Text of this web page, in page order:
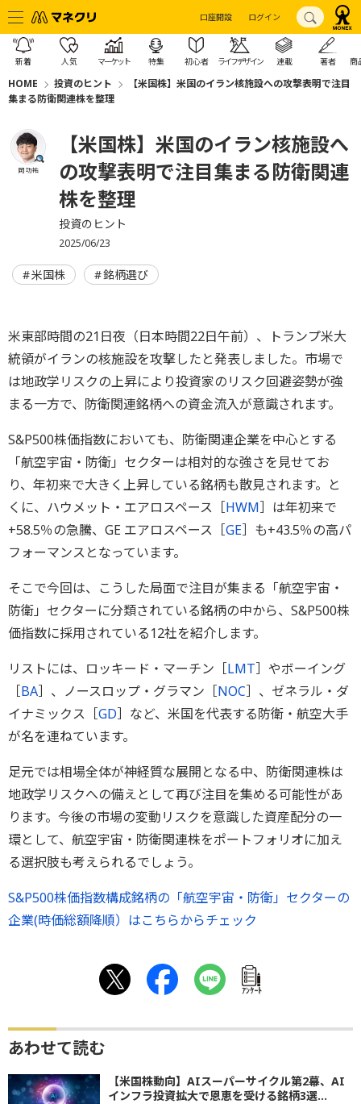
口座開設 ログイン
新着 人気 マーケット 特集 初心者 ライフデザイン 連載 著者 商
HOME 投資のヒント
【米国株】米国のイラン核施設への攻撃表明で注目
集まる防衛関連株を整理
岡 功祐
【米国株】米国のイラン核施設へ
の攻撃表明で注目集まる防衛関連
株を整理
投資のヒント
2025/06/23
米国株 銘柄選び
米東部時間の21日夜（日本時間22日午前）、トランプ米大
統領がイランの核施設を攻撃したと発表しました。市場で
は地政学リスクの上昇により投資家のリスク回避姿勢が強
まる一方で、防衛関連銘柄への資金流入が意識されます。
S&P500株価指数においても、防衛関連企業を中心とする
「航空宇宙・防衛」セクターは相対的な強さを見せてお
り、年初来で大きく上昇している銘柄も散見されます。と
くに、ハウメット・エアロスペース［HWM］は年初来で
+58.5％の急騰、GE エアロスペース［GE］も+43.5％の高パ
フォーマンスとなっています。
そこで今回は、こうした局面で注目が集まる「航空宇宙・
防衛」セクターに分類されている銘柄の中から、S&P500株
価指数に採用されている12社を紹介します。
リストには、ロッキード・マーチン［LMT］やボーイング
［BA］、ノースロップ・グラマン［NOC］、ゼネラル・ダ
イナミックス［GD］など、米国を代表する防衛・航空大手
が名を連ねています。
足元では相場全体が神経質な展開となる中、防衛関連株は
地政学リスクへの備えとして再び注目を集める可能性があ
ります。今後の市場の変動リスクを意識した資産配分の一
環として、航空宇宙・防衛関連株をポートフォリオに加え
る選択肢も考えられるでしょう。
S&P500株価指数構成銘柄の「航空宇宙・防衛」セクターの
企業(時価総額降順）はこちらからチェック
ｱﾝｹｰﾄ
あわせて読む
【米国株動向】AIスーパーサイクル第2幕、AI
インフラ投資拡大で恩恵を受ける銘柄3選...